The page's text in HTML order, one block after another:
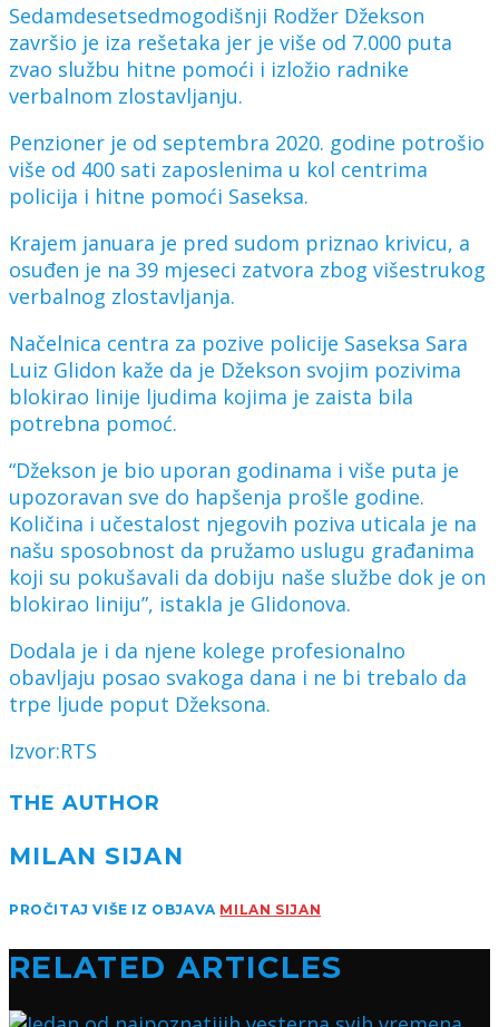
Sedamdesetsedmogodišnji Rodžer Džekson
završio je iza rešetaka jer je više od 7.000 puta
zvao službu hitne pomoći i izložio radnike
verbalnom zlostavljanju.
Penzioner je od septembra 2020. godine potrošio
više od 400 sati zaposlenima u kol centrima
policija i hitne pomoći Saseksa.
Krajem januara je pred sudom priznao krivicu, a
osuđen je na 39 mjeseci zatvora zbog višestrukog
verbalnog zlostavljanja.
Načelnica centra za pozive policije Saseksa Sara
Luiz Glidon kaže da je Džekson svojim pozivima
blokirao linije ljudima kojima je zaista bila
potrebna pomoć.
“Džekson je bio uporan godinama i više puta je
upozoravan sve do hapšenja prošle godine.
Količina i učestalost njegovih poziva uticala je na
našu sposobnost da pružamo uslugu građanima
koji su pokušavali da dobiju naše službe dok je on
blokirao liniju”, istakla je Glidonova.
Dodala je i da njene kolege profesionalno
obavljaju posao svakoga dana i ne bi trebalo da
trpe ljude poput Džeksona.
Izvor:RTS
THE AUTHOR
MILAN SIJAN
PROČITAJ VIŠE IZ OBJAVA MILAN SIJAN
RELATED ARTICLES